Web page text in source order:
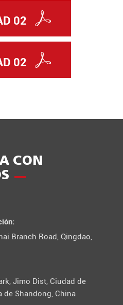
02
02
CON
Branch Road, Qingdao,
Jimo Dist, Ciudad de
de Shandong, China